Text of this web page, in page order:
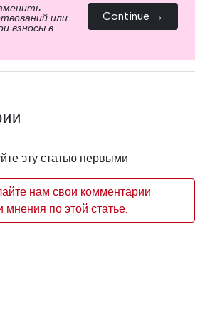
или
взносы в
Continue →
эту статью первыми
нам свои комментарии
мнения по этой статье.